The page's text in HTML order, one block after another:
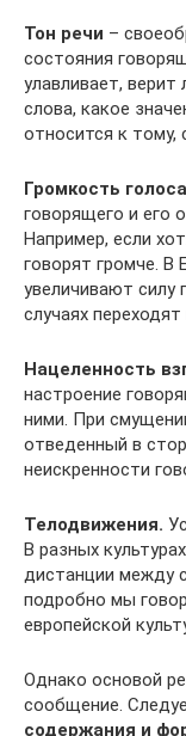
Тон речи –
состояния
улавливает,
слова, какое
относится к тому,
Громкость голоса
говорящего и его
Например, если
говорят громче. В
увеличивают силу
случаях
Нацеленность
настроение
ними. При
отведенный в
неискренности
Телодвижения.
В разных
дистанции между
подробно мы
европейской
Однако основой
сообщение.
содержания и